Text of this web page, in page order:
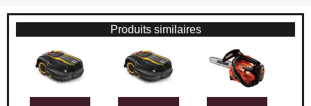
Produits similaires